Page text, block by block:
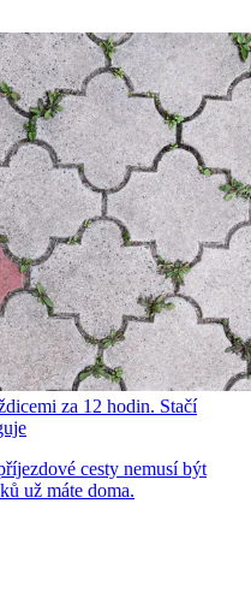
za 12 hodin. Stačí
cesty nemusí být
už máte doma.